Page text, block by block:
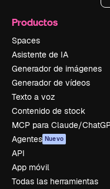
Productos
Spaces
Asistente de IA
Generador de imágenes
Generador de vídeos
Texto a voz
Contenido de stock
MCP para Claude/
Agentes Nuevo
API
App móvil
Todas las herramientas